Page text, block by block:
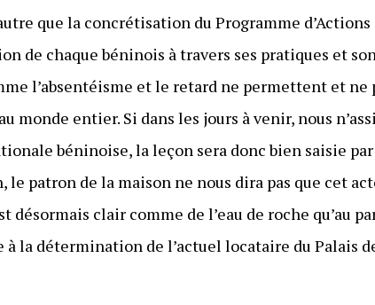
que la concrétisation du Programme
de chaque béninois à travers ses pratiques et
l’absentéisme et le retard ne permettent et ne
monde entier. Si dans les jours à venir, nous
béninoise, la leçon sera donc bien saisie
patron de la maison ne nous dira pas que cet
désormais clair comme de l’eau de roche qu’au
la détermination de l’actuel locataire du Palais